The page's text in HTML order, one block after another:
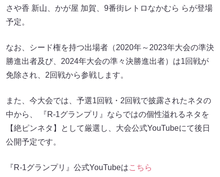
さや香 新山、かが屋 加賀、9番街レトロなかむら らが登場
予定。
なお、シード権を持つ出場者（2020年～2023年大会の準決
勝進出者及び、2024年大会の準々決勝進出者）は1回戦が
免除され、2回戦から参戦します。
また、今大会では、予選1回戦・2回戦で披露されたネタの
中から、 『R-1グランプリ』ならではの個性溢れるネタを
【絶ピンネタ】として厳選し、大会公式YouTubeにて後日
公開予定です。
『R-1グランプリ』公式YouTubeはこちら